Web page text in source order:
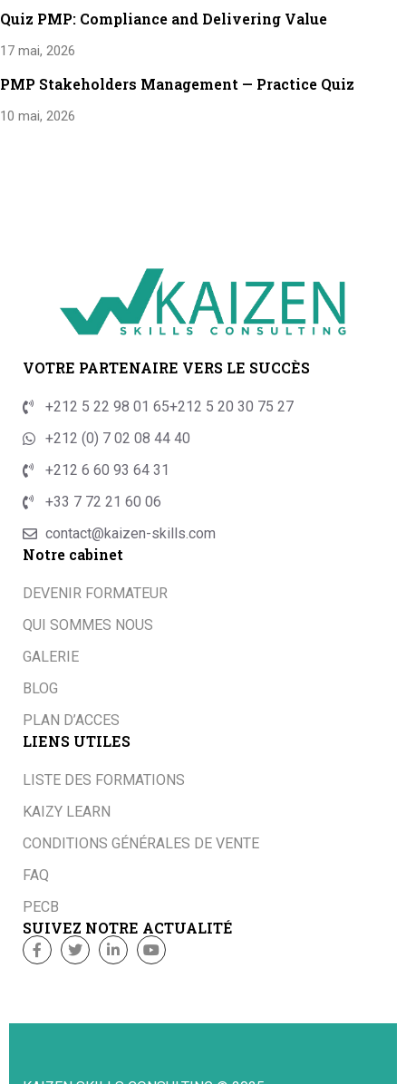
Quiz PMP: Compliance and Delivering Value
17 mai, 2026
PMP Stakeholders Management — Practice Quiz
10 mai, 2026
VOTRE PARTENAIRE VERS LE SUCCÈS
+212 5 22 98 01 65+212 5 20 30 75 27
+212 (0) 7 02 08 44 40
+212 6 60 93 64 31
+33 7 72 21 60 06
contact@kaizen-skills.com
Notre cabinet
DEVENIR FORMATEUR
QUI SOMMES NOUS
GALERIE
BLOG
PLAN D’ACCES
LIENS UTILES
LISTE DES FORMATIONS
KAIZY LEARN
CONDITIONS GÉNÉRALES DE VENTE
FAQ
PECB
SUIVEZ NOTRE ACTUALITÉ